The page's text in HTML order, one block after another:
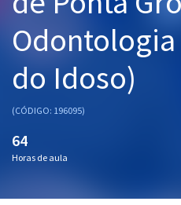
Pós
Graduação
OAB
Mentorias
Questões grátis
do Idoso)
(CÓDIGO: 196095)
64
Horas de aula